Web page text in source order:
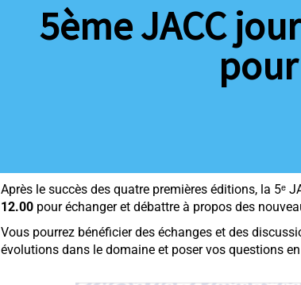
5ème JACC
Après le succès des quatre premières éditions, la 5ᵉ
12.00pour échanger et débattre à propos des
Vous pourrez bénéficier des échanges et des
évolutions dans le domaine et poser vos questions